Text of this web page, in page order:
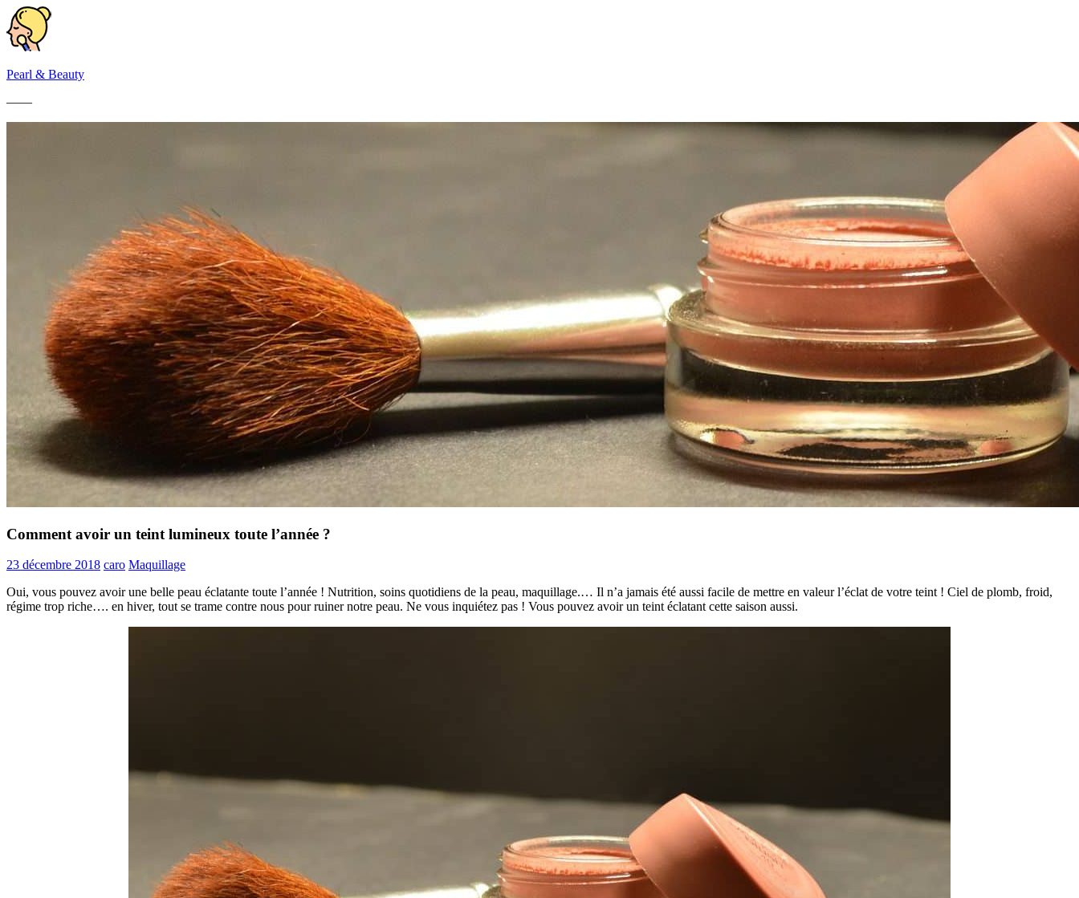
Pearl & Beauty
——
Comment avoir un teint lumineux toute l’année ?
23 décembre 2018 caro Maquillage
Oui, vous pouvez avoir une belle peau éclatante toute l’année ! Nutrition, soins quotidiens de la peau, maquillage.… Il n’a jamais été aussi facile de mettre en valeur l’éclat de votre teint ! Ciel de plomb, froid,
régime trop riche…. en hiver, tout se trame contre nous pour ruiner notre peau. Ne vous inquiétez pas ! Vous pouvez avoir un teint éclatant cette saison aussi.